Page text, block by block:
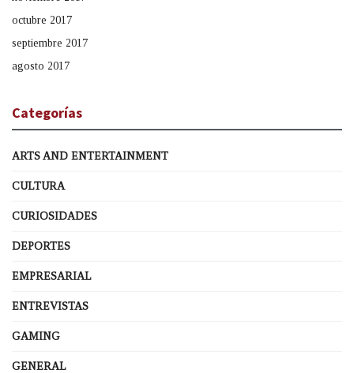
octubre 2017
septiembre 2017
agosto 2017
Categorías
ARTS AND ENTERTAINMENT
CULTURA
CURIOSIDADES
DEPORTES
EMPRESARIAL
ENTREVISTAS
GAMING
GENERAL